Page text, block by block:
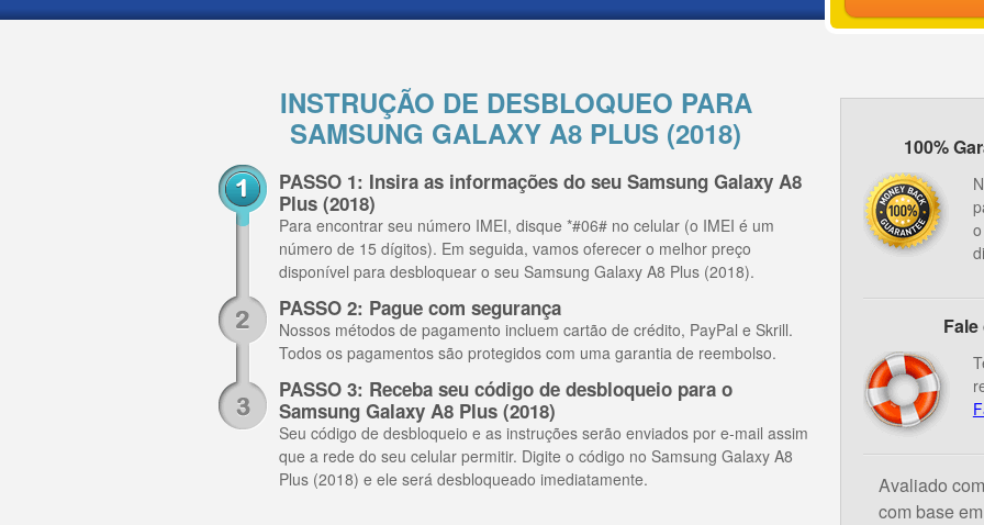
INSTRUÇÃO DE DESBLOQUEO PARA
SAMSUNG GALAXY A8 PLUS (2018)
PASSO 1: Insira as informações do seu Samsung Galaxy A8
Plus (2018)
Para encontrar seu número IMEI, disque *#06# no celular (o IMEI é um
número de 15 dígitos). Em seguida, vamos oferecer o melhor preço
disponível para desbloquear o seu Samsung Galaxy A8 Plus (2018).
PASSO 2: Pague com segurança
Nossos métodos de pagamento incluem cartão de crédito, PayPal e Skrill.
Todos os pagamentos são protegidos com uma garantia de reembolso.
PASSO 3: Receba seu código de desbloqueio para o
Samsung Galaxy A8 Plus (2018)
Seu código de desbloqueio e as instruções serão enviados por e-mail assim
que a rede do seu celular permitir. Digite o código no Samsung Galaxy A8
Plus (2018) e ele será desbloqueado imediatamente.
100%
Avaliado
com base